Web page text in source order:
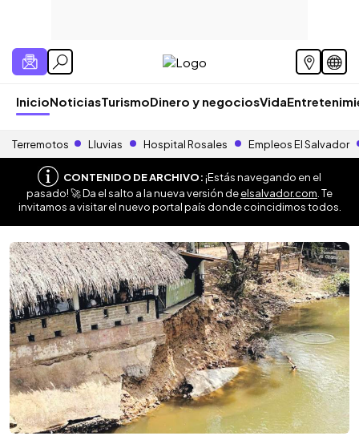
InicioNoticiasTurismoDinero y negociosVida
Terremotos Lluvias Hospital Rosales Empleos El Salvador
CONTENIDO DE ARCHIVO:¡Estás navegando en el
pasado! 🚀 Da el salto a la nueva versión deelsalvador.com . Te
invitamos a visitar el nuevo portal país donde coincidimos todos.